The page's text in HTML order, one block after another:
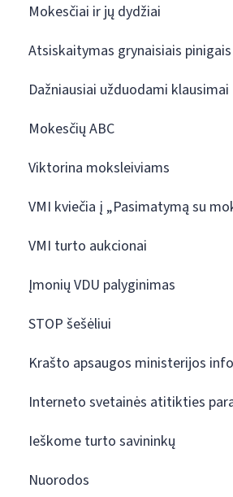
Mokesčiai ir jų dydžiai
Atsiskaitymas grynaisiais pinigais
Dažniausiai užduodami klausimai
Mokesčių ABC
Viktorina moksleiviams
VMI kviečia į „Pasimatymą su
VMI turto aukcionai
Įmonių VDU palyginimas
STOP šešėliui
Krašto apsaugos ministerijos
Interneto svetainės atitikties
Ieškome turto savininkų
Nuorodos